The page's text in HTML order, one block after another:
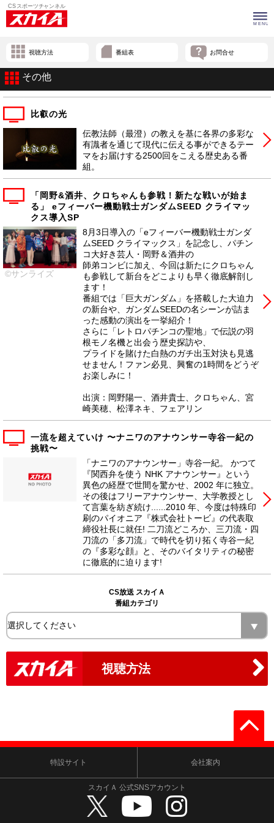
視聴方法 番組表 お問合せ
その他
比叡の光
伝教法師（最澄）の教えを基に各界の多彩な
有識者を通じて現代に伝える事ができるテー
マをお届けする2500回をこえる歴史ある番
組。
「岡野&酒井、クロちゃんも参戦！新たな戦いが始ま
る」 eフィーバー機動戦士ガンダムSEED クライマッ
クス導入SP
©サンライズ
8月3日導入の「eフィーバー機動戦士ガンダ
ムSEED クライマックス」を記念し、パチン
コ大好き芸人・岡野＆酒井の
師弟コンビに加え、今回は新たにクロちゃん
も参戦して新台をどこよりも早く徹底解剖し
ます！
番組では「巨大ガンダム」を搭載した大迫力
の新台や、ガンダムSEEDの名シーンが詰ま
った感動の演出を一挙紹介！
さらに「レトロパチンコの聖地」で伝説の羽
根モノ名機と出会う歴史探訪や、
プライドを賭けた白熱のガチ出玉対決も見逃
せません！ファン必見、興奮の1時間をどうぞ
お楽しみに！
出演：岡野陽一、酒井貴士、クロちゃん、宮
崎美穂、松澤ネキ、フェアリン
一流を超えていけ 〜ナニワのアナウンサー寺谷一紀の
挑戦〜
「ナニワのアナウンサー」寺谷一紀。 かつて
『関西弁を使う NHK アナウンサー』という
異色の経歴で世間を驚かせ、2002 年に独立。
その後はフリーアナウンサー、大学教授とし
て言葉を紡ぎ続け......2010 年、今度は特殊印
刷のパイオニア『株式会社トービ』の代表取
締役社長に就任! 二刀流どころか、三刀流・四
刀流の「多刀流」で時代を切り拓く寺谷一紀
の『多彩な顔』と、そのバイタリティの秘密
に徹底的に迫ります!
CS放送 スカイＡ
番組カテゴリ
視聴方法
特設サイト 会社案内
スカイＡ 公式SNSアカウント